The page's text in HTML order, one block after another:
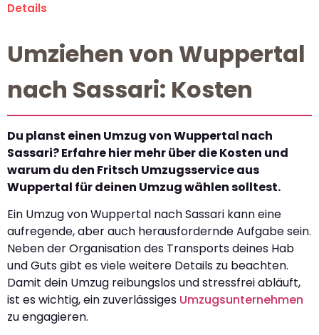
Details
Umziehen von Wuppertal
nach Sassari: Kosten
Du planst einen Umzug von Wuppertal nach
Sassari? Erfahre hier mehr über die Kosten und
warum du den Fritsch Umzugsservice aus
Wuppertal für deinen Umzug wählen solltest.
Ein Umzug von Wuppertal nach Sassari kann eine
aufregende, aber auch herausfordernde Aufgabe sein.
Neben der Organisation des Transports deines Hab
und Guts gibt es viele weitere Details zu beachten.
Damit dein Umzug reibungslos und stressfrei abläuft,
ist es wichtig, ein zuverlässiges Umzugsunternehmen
zu engagieren.